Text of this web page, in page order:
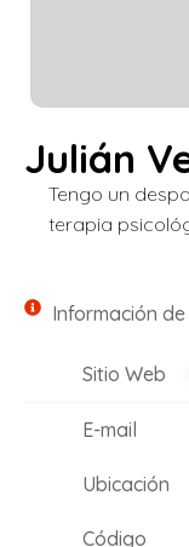
Julián
Tengo un
terapia
Información
Sitio Web
E-mail
Ubicación
Código